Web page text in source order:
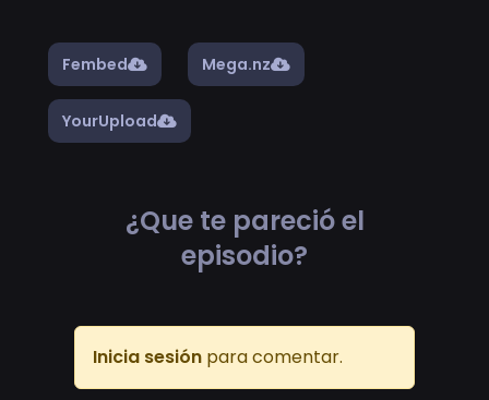
Fembed Mega.nz
YourUpload
¿Que te pareció el
episodio?
Inicia sesión para comentar.